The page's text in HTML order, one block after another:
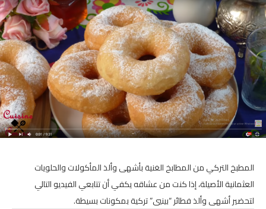
المطبخ التركي من المطابخ الغنية بأشهى وألذ المأكولات والحلويات
العثمانية الأصيلة، إذا كنت من عشاقه يكفي أن تتابعي الفيديو التالي
لتحضير أشهى وألذ فطائر “بينيي” تركية بمكونات بسيطة.